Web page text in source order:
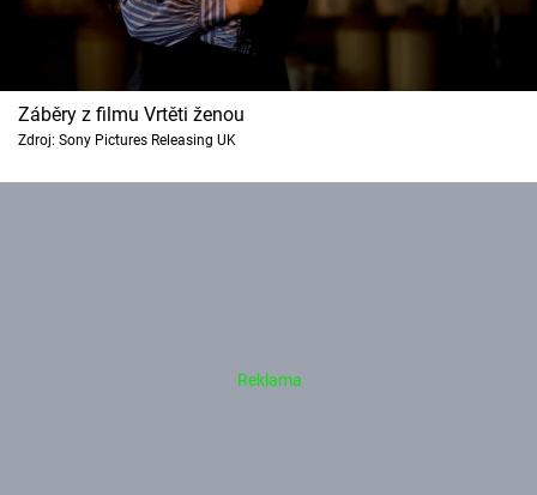
Záběry z filmu Vrtěti ženou
Zdroj: Sony Pictures Releasing UK